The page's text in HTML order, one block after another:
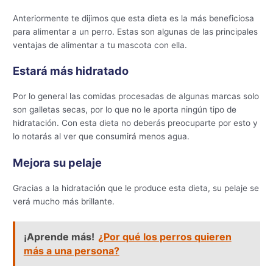
Anteriormente te dijimos que esta dieta es la más beneficiosa
para alimentar a un perro. Estas son algunas de las principales
ventajas de alimentar a tu mascota con ella.
Estará más hidratado
Por lo general las comidas procesadas de algunas marcas solo
son galletas secas, por lo que no le aporta ningún tipo de
hidratación. Con esta dieta no deberás preocuparte por esto y
lo notarás al ver que consumirá menos agua.
Mejora su pelaje
Gracias a la hidratación que le produce esta dieta, su pelaje se
verá mucho más brillante.
¡Aprende más! ¿Por qué los perros quieren
más a una persona?